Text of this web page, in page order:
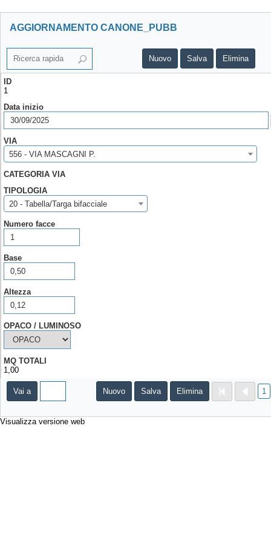
AGGIORNAMENTO CANONE_PUBB
Nuovo Salva Elimina
ID
1
Data inizio
VIA
556 - VIA MASCAGNI P.
CATEGORIA VIA
TIPOLOGIA
20 - Tabella/Targa bifacciale
Numero facce
Base
Altezza
OPACO / LUMINOSO
MQ TOTALI
1,00
Vai a Nuovo Salva Elimina 1
Visualizza versione web